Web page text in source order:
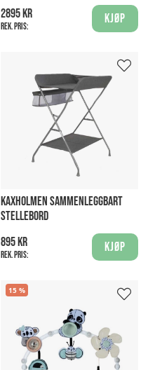
2895 kr
Rek. pris:
Kjøp
KAXHOLMEN SAMMENLEGGBART
STELLEBORD
895 kr
Rek. pris:
Kjøp
15